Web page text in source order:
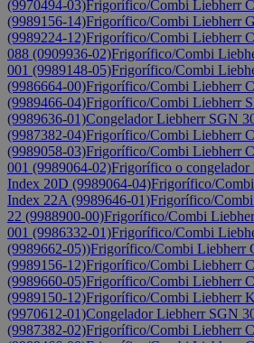
(9970494-03)Frigorífico/Combi Liebherr
(9989156-14)Frigorífico/Combi Liebherr
(9989224-12)Frigorífico/Combi Liebherr
088 (0909936-02)Frigorífico/Combi
001 (9989148-05)Frigorífico/Combi
(9986664-00)Frigorífico/Combi Liebherr
(9989466-04)Frigorífico/Combi Liebherr
(9989636-01)Congelador Liebherr SGN
(9987382-04)Frigorífico/Combi Liebherr
(9989058-03)Frigorífico/Combi Liebherr
001 (9989064-02)Frigorífico o
Index 20D (9989064-04)Frigorífico/
Index 22A (9989646-01)Frigorífico/
22 (9988900-00)Frigorífico/Combi
001 (9986332-01)Frigorífico/Combi
(9989662-05))Frigorífico/Combi Liebherr
(9989156-12)Frigorífico/Combi Liebherr
(9989660-05)Frigorífico/Combi Liebherr
(9989150-12)Frigorífico/Combi Liebherr
(9970612-01)Congelador Liebherr SGN
(9987382-02)Frigorífico/Combi Liebherr